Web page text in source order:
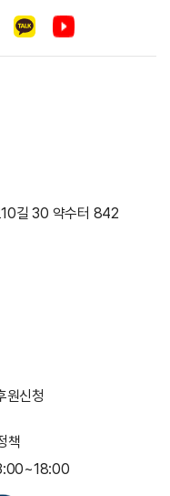
10길 30 약수터 842
원신청
책